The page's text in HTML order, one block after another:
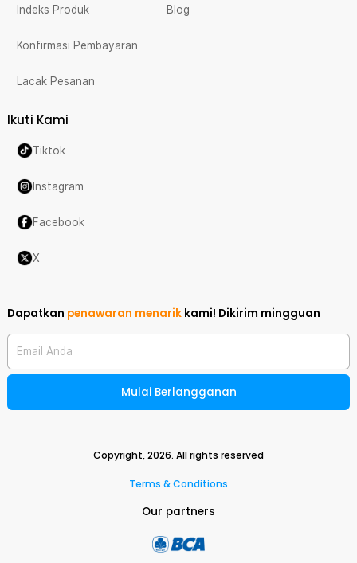
Indeks Produk
Konfirmasi Pembayaran
Lacak Pesanan
Blog
Ikuti Kami
Tiktok
Instagram
Facebook
X
Dapatkan penawaran menarik kami! Dikirim mingguan
Email Anda
Mulai Berlangganan
Copyright,2026. All rights reserved
Terms & Conditions
Our partners